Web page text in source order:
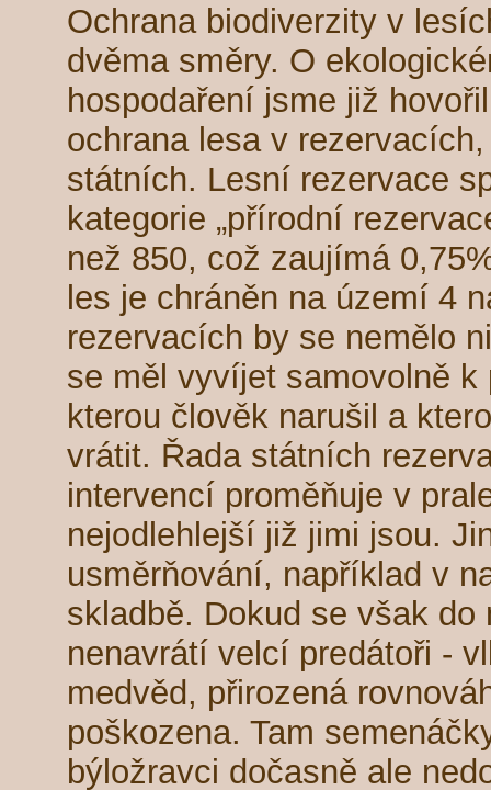
Ochrana biodiverzity v
dvěma směry. O
hospodaření jsme již
ochrana lesa v
státních. Lesní rezervace
kategorie „přírodní
než 850, což zaujímá
les je chráněn na území 4
rezervacích by se nemělo
se měl vyvíjet samovolně k
kterou člověk narušil a
vrátit. Řada státních
intervencí proměňuje v
nejodlehlejší již jimi jsou.
usměrňování, například v
skladbě. Dokud se však do
nenavrátí velcí predátoři -
medvěd, přirozená
poškozena. Tam
býložravci dočasně ale